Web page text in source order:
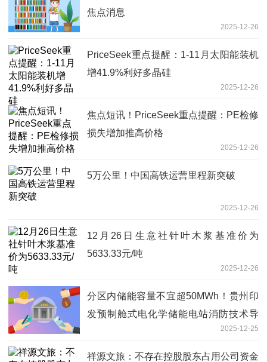
焦点消息
2025-12-26
PriceSeek重点提醒：1-11月太阳能装机
增41.9%利好多晶硅
2025-12-26
焦点短讯！PriceSeek重点提醒：PE检修
损失增加推高价格
2025-12-26
5万公里！中国高铁运营里程新突破
2025-12-26
12月26日生意社针叶木浆基准价为
5633.33元/吨
2025-12-26
分区内储能容量不宜超50MWh！贵州印
发预制舱式电化学储能电站消防技术导
2025-12-25
祥源文旅：不存在控股股东占用公司资金